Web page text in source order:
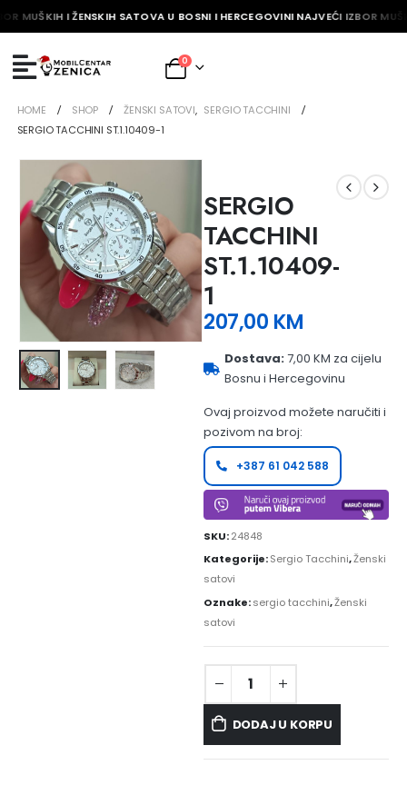
MUŠKIH I ŽENSKIH SATOVA U BOSNI I HERCEGOVINI NAJVEĆI IZBOR
0
HOME SHOP ŽENSKI SATOVI, SERGIO TACCHINI
SERGIO TACCHINI ST.1.10409-1
SERGIO
TACCHINI
ST.1.10409-
1
207,00 KM
Dostava:7,00 KM za cijelu
Bosnu i Hercegovinu
Ovaj proizvod možete naručiti i
pozivom na broj:
+387 61 042 588
SKU:24848
Kategorije:Sergio Tacchini,Ženski
satovi
Oznake:sergio tacchini,Ženski
satovi
DODAJ U KORPU